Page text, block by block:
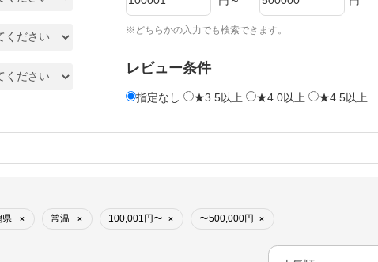
※どちらかの入力でも検索できます。
レビュー条件
指定なし ★3.5以上 ★4.0以上 ★4.5以上
県 × 常温 × 100,001円〜 × 〜500,000円 ×